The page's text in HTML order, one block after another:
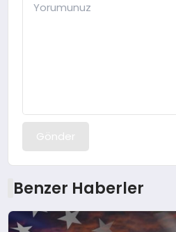
Gönder
Benzer Haberler